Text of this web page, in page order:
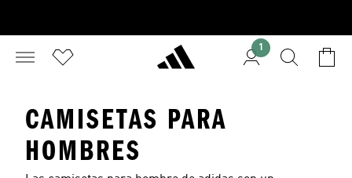
1
CAMISETAS PARA
HOMBRES